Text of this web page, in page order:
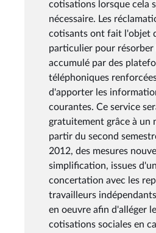
cotisations lorsque cela
nécessaire. Les
cotisants ont fait l'objet
particulier pour résorber
accumulé par des
téléphoniques
d'apporter les
courantes. Ce service
gratuitement grâce à un
partir du second
2012, des mesures
simplification, issues
concertation avec les
travailleurs
en oeuvre afin d'alléger
cotisations sociales en